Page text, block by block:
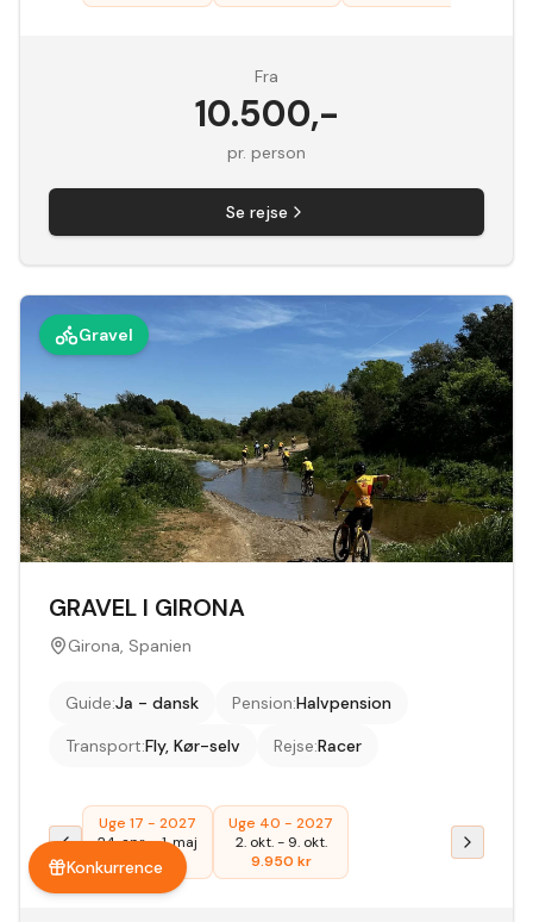
Fra
10.500,-
pr. person
Se rejse
Gravel
GRAVEL I GIRONA
Girona, Spanien
Guide:Ja - dansk Pension:Halvpension
Transport:Fly, Kør-selv Rejse:Racer
Uge 17 - 2027
24. apr.-1. maj
9.950kr
Uge 40 - 2027
2. okt.- 9. okt.
9.950 kr
Konkurrence